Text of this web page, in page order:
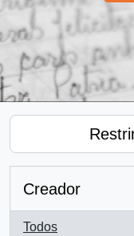
Creador
Todos